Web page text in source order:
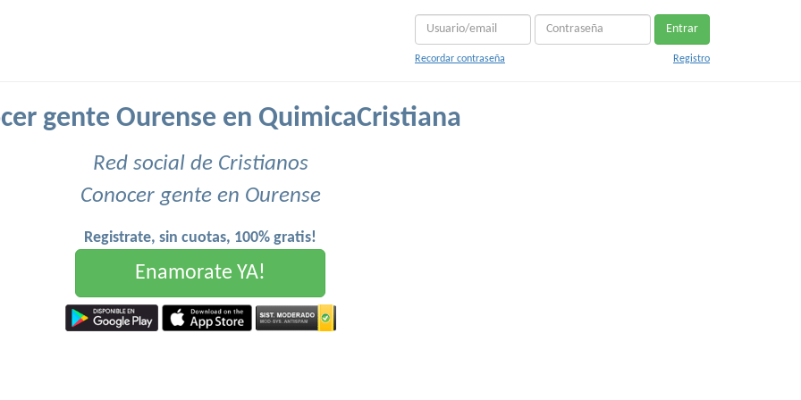
Entrar
Recordar contraseña Registro
gente Ourense en QuimicaCristiana
Red social de Cristianos
Conocer gente en Ourense
Registrate, sin cuotas, 100% gratis!
Enamorate YA!